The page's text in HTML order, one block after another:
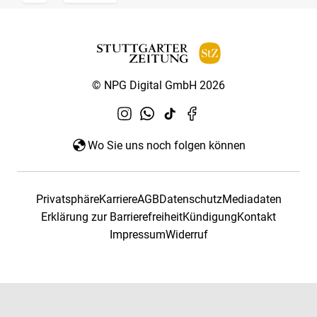
© NPG Digital GmbH 2026
Wo Sie uns noch folgen können
PrivatsphäreKarriereAGBDatenschutzMediadaten
Erklärung zur BarrierefreiheitKündigungKontakt
ImpressumWiderruf